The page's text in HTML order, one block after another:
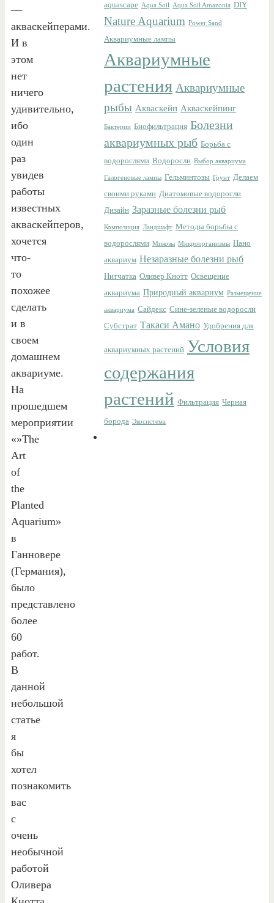
—
акваскейперами.
И в
этом
нет
ничего
удивительно,
ибо
один
раз
увидев
работы
известных
акваскейперов,
хочется
что-
то
похожее
сделать
и в
своем
домашнем
аквариуме.
На
прошедшем
мероприятии
«»The
Art
of
the
Planted
Aquarium»
в
Ганновере
(Германия),
было
представлено
более
60
работ.
В
данной
небольшой
статье
я
бы
хотел
познакомить
вас
с
очень
необычной
работой
Оливера
aquascape Aqua Soil Aqua Soil Amazonia DIY
Nature Aquarium Power Sand
Аквариумные лампы
Аквариумные
растения Аквариумные
рыбы Акваскейп Акваскейпинг
Бактерии Биофильтрация Болезни
аквариумных рыб Борьба с
водорослями Водоросли Выбор аквариума
Галогеновые лампы Гельминтозы Грунт Делаем
своими руками Диатомовые водоросли
Дизайн Заразные болезни рыб
Композиция Ландшафт Методы борьбы с
водорослями Микозы Микроорганизмы Нано
аквариум Незаразные болезни рыб
Нитчатка Оливер Кнотт Освещение
аквариума Природный аквариум Размещение
аквариума Сайдекс Сине-зеленые водоросли
Субстрат Такаси Амано Удобрения для
аквариумных растений Условия
содержания
растений Фильтрация Черная
борода Экосистема